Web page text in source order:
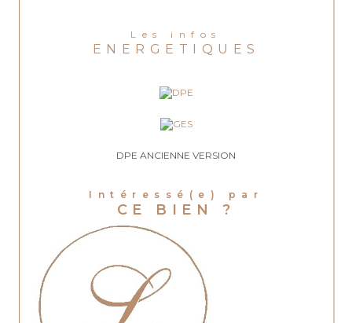
Les infos
ENERGETIQUES
DPE ANCIENNE VERSION
Intéressé(e) par
CE BIEN ?